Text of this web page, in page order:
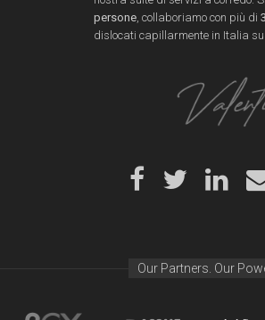
persone , collaboriamo con più di
dislocati capillarmente in Italia su